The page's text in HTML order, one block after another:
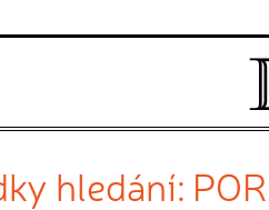
hledání: